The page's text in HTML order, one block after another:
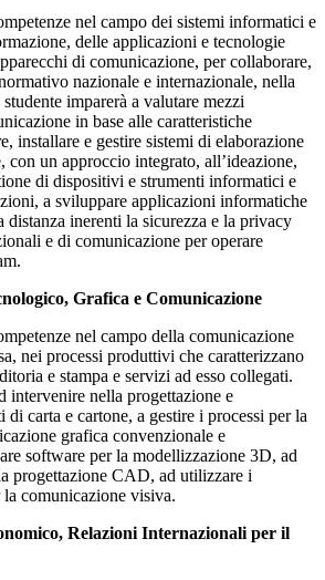
nel campo dei sistemi informatici e
delle applicazioni e tecnologie
di comunicazione, per collaborare,
nazionale e internazionale, nella
imparerà a valutare mezzi
in base alle caratteristiche
installare e gestire sistemi di elaborazione
con un approccio integrato, all’ideazione,
di dispositivi e strumenti informatici e
a sviluppare applicazioni informatiche
inerenti la sicurezza e la privacy
e di comunicazione per operare
Grafica e Comunicazione
nel campo della comunicazione
nei processi produttivi che caratterizzano
e stampa e servizi ad esso collegati.
intervenire nella progettazione e
carta e cartone, a gestire i processi per la
grafica convenzionale e
software per la modellizzazione 3D, ad
progettazione CAD, ad utilizzare i
comunicazione visiva.
Relazioni Internazionali per il